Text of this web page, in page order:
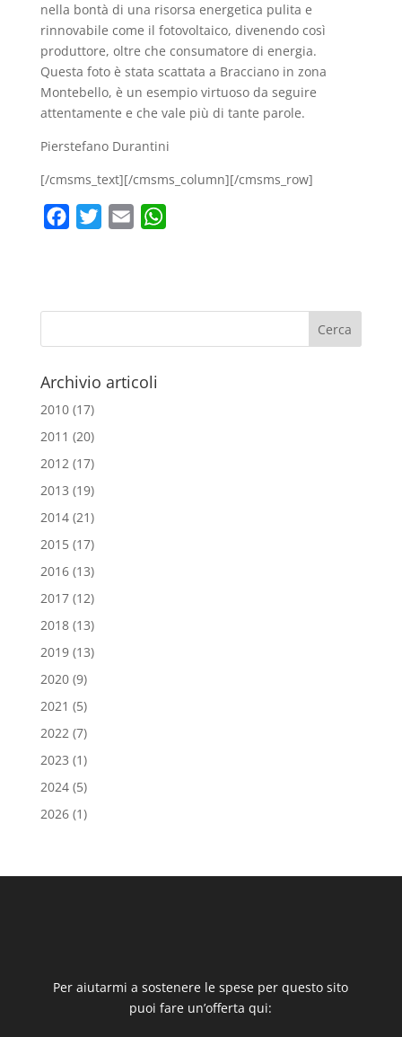
nella bontà di una risorsa energetica pulita e
rinnovabile come il fotovoltaico, divenendo così
produttore, oltre che consumatore di energia.
Questa foto è stata scattata a Bracciano in zona
Montebello, è un esempio virtuoso da seguire
attentamente e che vale più di tante parole.
Pierstefano Durantini
[/cmsms_text][/cmsms_column][/cmsms_row]
b
o
k
t
e
l
s
A
Archivio articoli
2010(17)
2011 (20)
2012(17)
2013 (19)
2014(21)
2015(17)
2016(13)
2017(12)
2018(13)
2019(13)
2020(9)
2021 (5)
2022(7)
2023 (1)
2024(5)
2026(1)
Per aiutarmi a sostenere le spese per questo sito
puoi fare un’offerta qui: